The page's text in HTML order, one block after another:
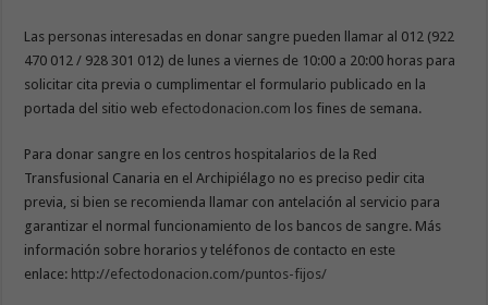
Las personas interesadas en donar sangre pueden llamar al 012 (922
470 012 / 928 301 012) de lunes a viernes de 10:00 a 20:00 horas para
solicitar cita previa o cumplimentar el formulario publicado en la
portada del sitio web efectodonacion.com los fines de semana.
Para donar sangre en los centros hospitalarios de la Red
Transfusional Canaria en el Archipiélago no es preciso pedir cita
previa, si bien se recomienda llamar con antelación al servicio para
garantizar el normal funcionamiento de los bancos de sangre. Más
información sobre horarios y teléfonos de contacto en este
enlace: http://efectodonacion.com/puntos-fijos/